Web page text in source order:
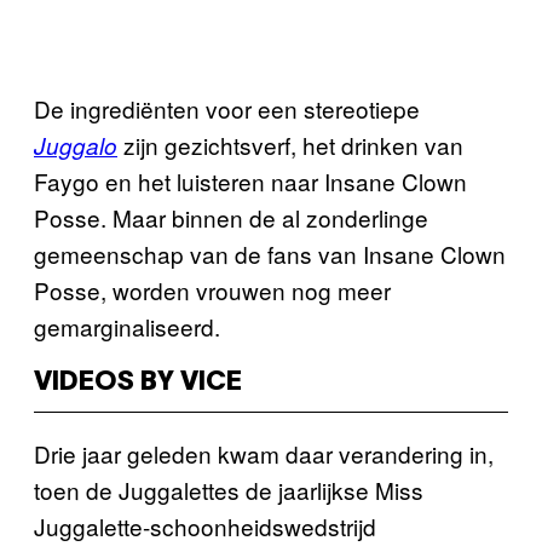
De ingrediënten voor een stereotiepe
Juggalo zijn gezichtsverf, het drinken van
Faygo en het luisteren naar Insane Clown
Posse. Maar binnen de al zonderlinge
gemeenschap van de fans van Insane Clown
Posse, worden vrouwen nog meer
gemarginaliseerd.
VIDEOS BY VICE
Drie jaar geleden kwam daar verandering in,
toen de Juggalettes de jaarlijkse Miss
Juggalette-schoonheidswedstrijd